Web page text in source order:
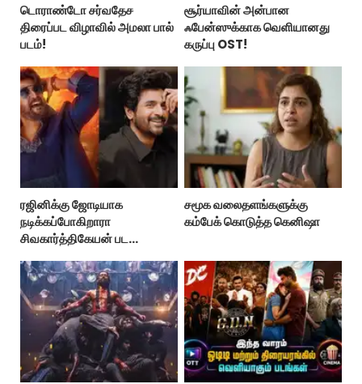
டொராண்டோ சர்வதேச
திரைப்பட விழாவில் அமலா பால்
படம்!
சூர்யாவின் அன்பான
ஃபேன்ஸுக்காக வெளியானது
கருப்பு OST!
ரஜினிக்கு ஜோடியாக
நடிக்கப்போகிறாரா
சிவகார்த்திகேயன் பட
சமூக வலைதளங்களுக்கு
கம்பேக் கொடுத்த கெனிஷா